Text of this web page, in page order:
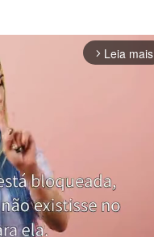
arrow_forward_ios Leia mais